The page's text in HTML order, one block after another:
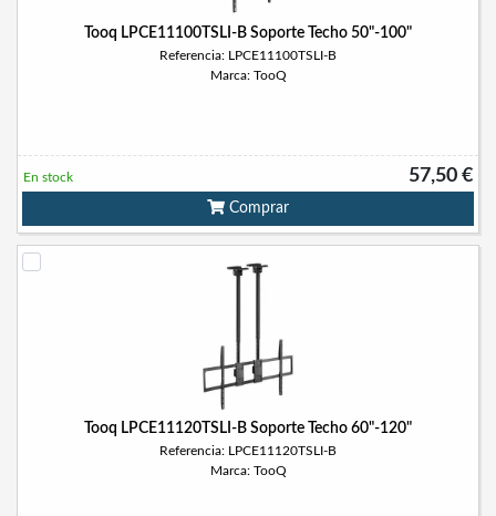
Tooq LPCE11100TSLI-B Soporte Techo 50"-100"
Referencia: LPCE11100TSLI-B
Marca: TooQ
57,50 €
En stock
Comprar
Tooq LPCE11120TSLI-B Soporte Techo 60"-120"
Referencia: LPCE11120TSLI-B
Marca: TooQ